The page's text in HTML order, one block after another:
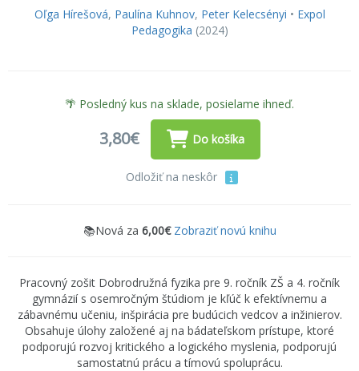
Oľga Hírešová, Paulína Kuhnov, Peter Kelecsényi • Expol
Pedagogika (2024)
🌴 Posledný kus na sklade, posielame ihneď.
3,80€ Do košíka
Odložiť na neskôr
📚Nová za 6,00€ Zobraziť novú knihu
Pracovný zošit Dobrodružná fyzika pre 9. ročník ZŠ a 4. ročník
gymnázií s osemročným štúdiom je kľúč k efektívnemu a
zábavnému učeniu, inšpirácia pre budúcich vedcov a inžinierov.
Obsahuje úlohy založené aj na bádateľskom prístupe, ktoré
podporujú rozvoj kritického a logického myslenia, podporujú
samostatnú prácu a tímovú spoluprácu.